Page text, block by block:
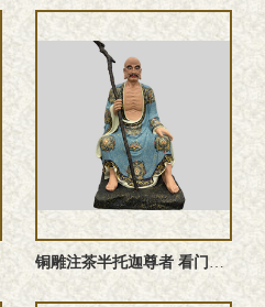
铜雕注茶半托迦尊者 看门罗汉佛像